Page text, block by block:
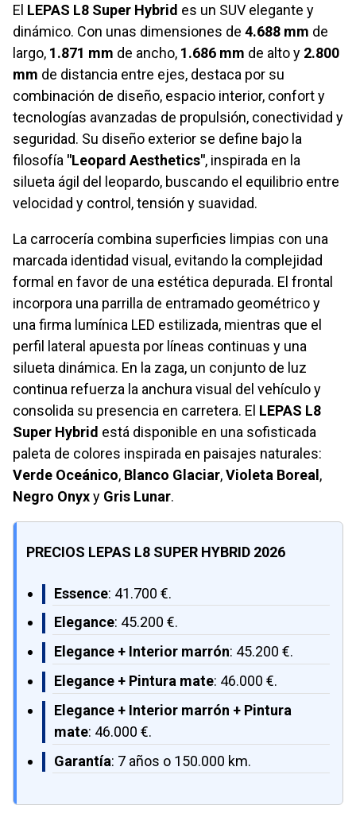
El LEPAS L8 Super Hybrid es un SUV elegante y
dinámico. Con unas dimensiones de 4.688 mm de
largo, 1.871 mm de ancho, 1.686 mm de alto y 2.800
mm de distancia entre ejes, destaca por su
combinación de diseño, espacio interior, confort y
tecnologías avanzadas de propulsión, conectividad y
seguridad. Su diseño exterior se define bajo la
filosofía "Leopard Aesthetics", inspirada en la
silueta ágil del leopardo, buscando el equilibrio entre
velocidad y control, tensión y suavidad.
La carrocería combina superficies limpias con una
marcada identidad visual, evitando la complejidad
formal en favor de una estética depurada. El frontal
incorpora una parrilla de entramado geométrico y
una firma lumínica LED estilizada, mientras que el
perfil lateral apuesta por líneas continuas y una
silueta dinámica. En la zaga, un conjunto de luz
continua refuerza la anchura visual del vehículo y
consolida su presencia en carretera. El LEPAS L8
Super Hybrid está disponible en una sofisticada
paleta de colores inspirada en paisajes naturales:
Verde Oceánico, Blanco Glaciar,Violeta Boreal,
Negro Onyxy Gris Lunar.
PRECIOS LEPAS L8 SUPER HYBRID 2026
Essence: 41.700 €.
Elegance: 45.200 €.
Elegance + Interior marrón: 45.200 €.
Elegance + Pintura mate: 46.000 €.
Elegance + Interior marrón + Pintura
mate: 46.000 €.
Garantía: 7 años o 150.000 km.